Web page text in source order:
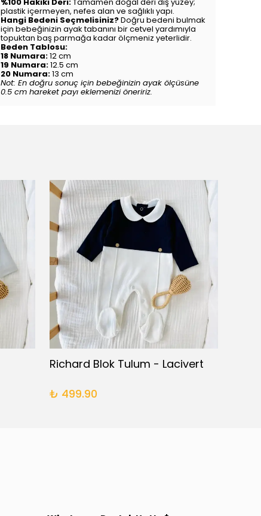
plastik içermeyen, nefes alan ve sağlıklı yapı.
Hangi Bedeni Seçmelisiniz?Doğru bedeni bulmak
için bebeğinizin ayak tabanını bir cetvel yardımıyla
topuktan baş parmağa kadar ölçmeniz yeterlidir.
Beden Tablosu:
18 Numara:12 cm
19 Numara:12.5 cm
20 Numara:13 cm
Not: En doğru sonuç için bebeğinizin ayak ölçüsüne
0.5 cm hareket payı eklemenizi öneririz.
Richard Blok Tulum - Lacivert
₺ 499.90